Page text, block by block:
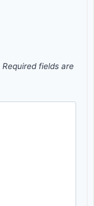
Required fields are